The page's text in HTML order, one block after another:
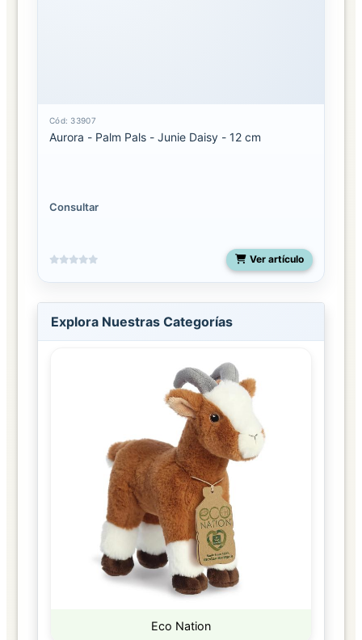
Cód: 33907
Aurora - Palm Pals - Junie Daisy - 12 cm
Consultar
Ver artículo
Explora Nuestras Categorías
Eco Nation